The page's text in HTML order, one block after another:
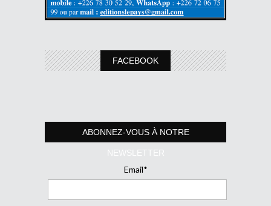
FACEBOOK
ABONNEZ-VOUS À NOTRE
NEWSLETTER
Email*